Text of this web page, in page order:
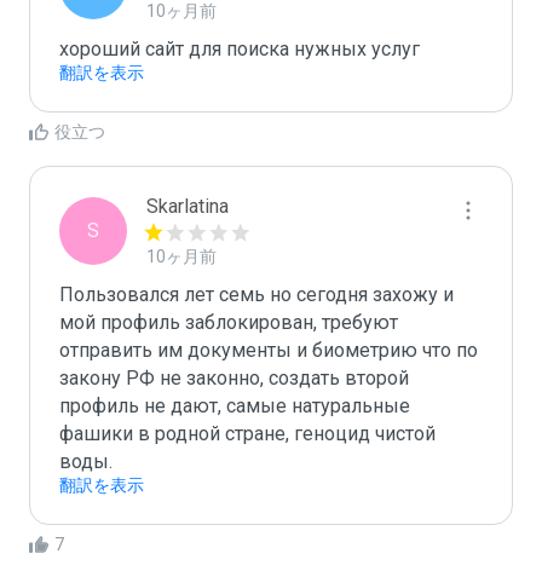
10ヶ月前
хороший сайт для поиска нужных услуг
翻訳を表示
役立つ
S
Skarlatina
10ヶ月前
Пользовался лет семь но сегодня захожу и
мой профиль заблокирован, требуют
отправить им документы и биометрию что по
закону РФ не законно, создать второй
профиль не дают, самые натуральные
фашики в родной стране, геноцид чистой
воды.
翻訳を表示
7